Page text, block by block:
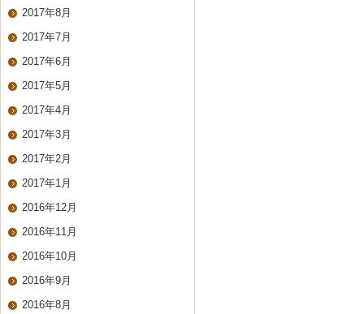
2017年8月
2017年7月
2017年6月
2017年5月
2017年4月
2017年3月
2017年2月
2017年1月
2016年12月
2016年11月
2016年10月
2016年9月
2016年8月